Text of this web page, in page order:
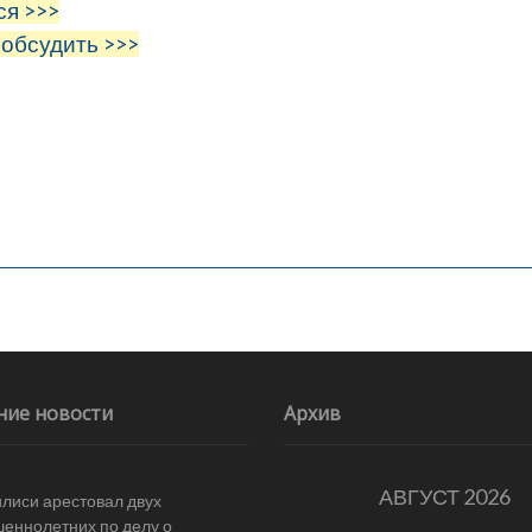
>>>
>>>
новости
арестовал двух
по делу о
Архив
АВГУСТ 2026